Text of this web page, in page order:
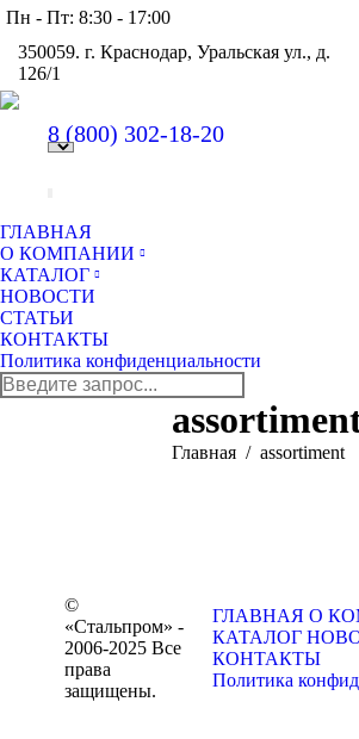
Пн - Пт: 8:30 - 17:00
350059. г. Краснодар, Уральская ул., д.
126/1
8 (800) 302-18-20
ГЛАВНАЯ
О КОМПАНИИ
КАТАЛОГ
НОВОСТИ
СТАТЬИ
КОНТАКТЫ
Политика конфиденциальности
Поиск:
Вы здесь:
Главная assortiment
©
«Стальпром» -
2006-2025 Все
права
защищены.
ГЛАВНАЯ О
КАТАЛОГ
КОНТАКТЫ
Политика